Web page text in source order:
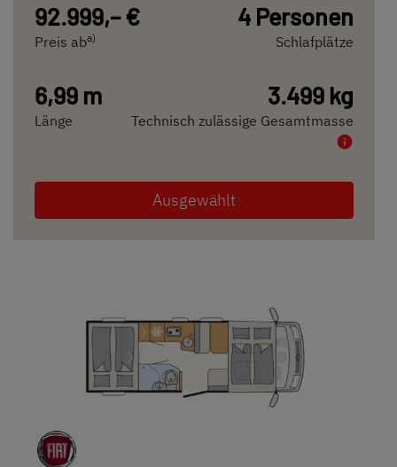
92.999,– €
Preis aba)
4 Personen
Schlafplätze
6,99 m
Länge
3.499 kg
Technisch zulässige Gesamtmasse
Ausgewählt